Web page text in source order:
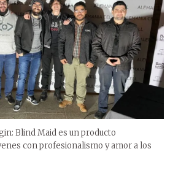
Blind Maid es un producto
con profesionalismo y amor a los